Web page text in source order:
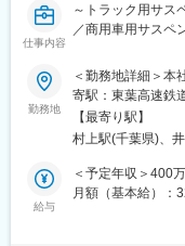
叶う環境です。
・風通しの良い環
い環境です。営業
す。社長や上司と
す。
・多種多様な充実
基本給以外にも住
仕事と生活の充実
仕事内容
～トラック用サス
／商用車用サスペ
■職務内容：
・トラック用サス
業務をお任せいた
■職務詳細：
・新ライン立ち上
・既設ラインへの
勤務地
＜勤務地詳細＞本
寄駅：東葉高速鉄
煙変更の範囲：会
【最寄り駅】
村上駅(千葉県)、
給与
＜予定年収＞400
月額（基本給）：